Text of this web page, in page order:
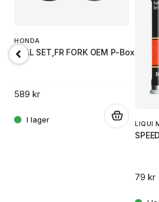
HONDA
SEAL SET,FR FORK OEM P-Box +
589 kr
LIQUI
79 kr